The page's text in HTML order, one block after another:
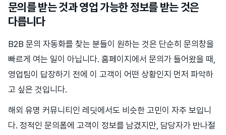
문의를 받는 것과 영업 가능한 정보를 받는 것은
다릅니다
B2B 문의 자동화를 찾는 분들이 원하는 것은 단순히 문의창을
빠르게 여는 일이 아닙니다. 홈페이지에서 문의가 들어왔을 때,
영업팀이 답장하기 전에 이 고객이 어떤 상황인지 먼저 파악하
고 싶은 것입니다.
해외 유명 커뮤니티인 레딧에서도 비슷한 고민이 자주 보입니
다. 정적인 문의폼에 고객이 정보를 남겼지만, 담당자가 반나절